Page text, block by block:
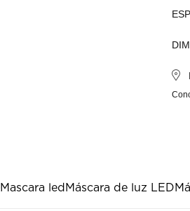
Mascara led Máscara de luz LED